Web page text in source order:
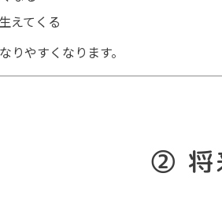
えてくる
りやすくなります。
② 将